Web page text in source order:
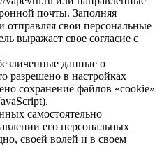
почты. Заполняя
свои персональные
выражает свое согласие с
данные о
разрешено в настройках
сохранение файлов «cookie»
самостоятельно
его персональных
своей волей и в своем